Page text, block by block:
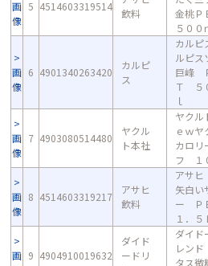
画
像
5 4514603319514
飲料
金桃
５００
画
像
6 4901340263420
カルピ
ス
カル
ルピス
巨峰
Ｔ ５
ｌ
画
像
7 4903080514480
ヤクル
ト本社
ヤク
ｅｗヤ
カロリ
フ １
画
像
8 4514603319217
アサヒ
飲料
アサ
矢白い
ー Ｐ
１．５Ｌ
画 9 4904910019632
ダイド
ードリ
ダイ
レン
タス